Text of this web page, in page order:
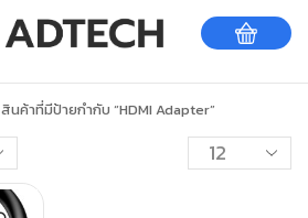
สินค้าที่มีป้ายกำกับ “HDMI Adapter”